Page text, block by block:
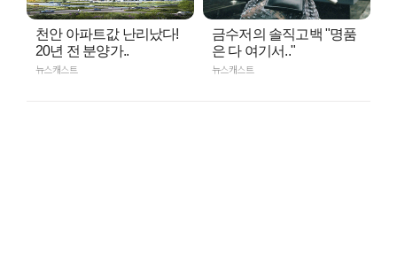
천안 아파트값 난리났다!
20년 전 분양가..
뉴스캐스트
금수저의 솔직고백 "명품
은 다 여기서.."
뉴스캐스트